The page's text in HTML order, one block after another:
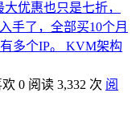
优惠也只是七折，
手了，全部买10个月
多个IP。 KVM架构
0 阅读 3,332 次 阅